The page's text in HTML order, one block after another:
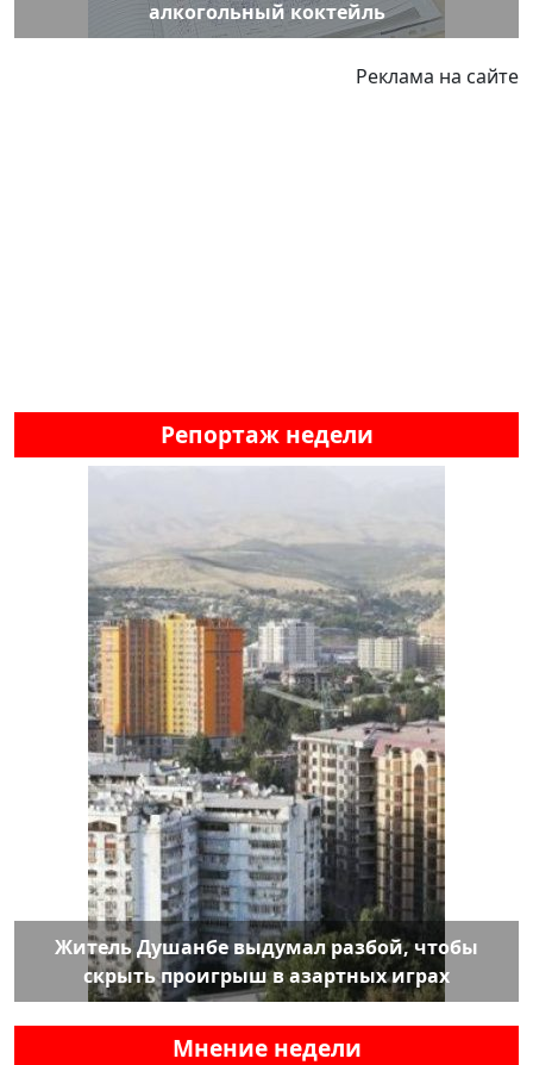
алкогольный коктейль
Реклама на сайте
Репортаж недели
Житель Душанбе выдумал разбой, чтобы
скрыть проигрыш в азартных играх
Мнение недели